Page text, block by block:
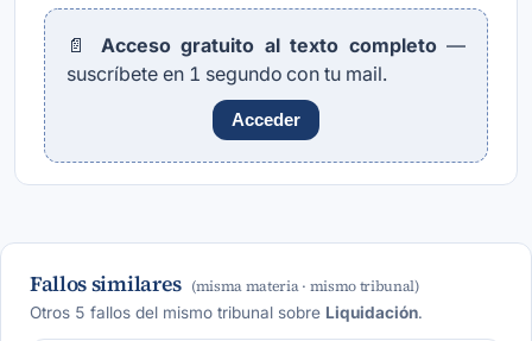
📄 Acceso gratuito al texto completo—
suscríbete en 1 segundo con tu mail.
Acceder
Fallos similares (misma materia · mismo tribunal)
Otros 5 fallos del mismo tribunal sobre Liquidación.